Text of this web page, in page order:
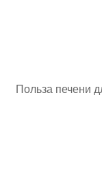
Польза печени